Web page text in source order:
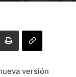
versión